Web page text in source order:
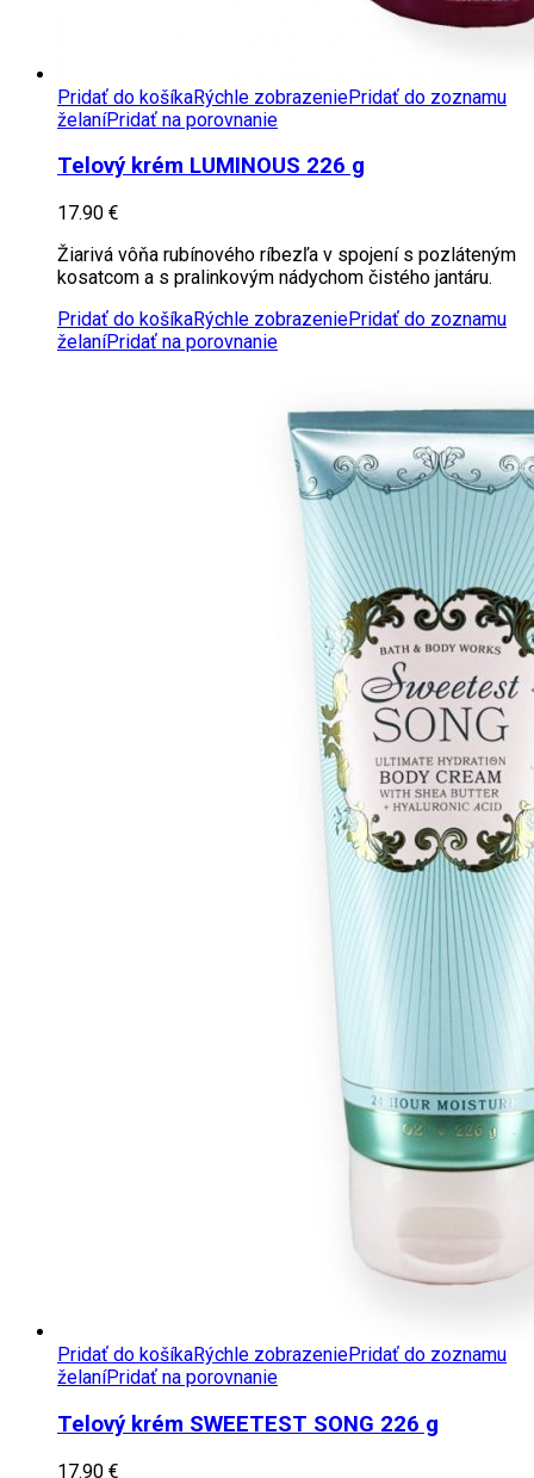
Pridať do košíkaRýchle zobrazeniePridať do zoznamu
želaníPridať na porovnanie
Telový krém LUMINOUS 226 g
17.90 €
Žiarivá vôňa rubínového ríbezľa v spojení s pozláteným
kosatcom a s pralinkovým nádychom čistého jantáru.
Pridať do košíkaRýchle zobrazeniePridať do zoznamu
želaníPridať na porovnanie
Pridať do košíkaRýchle zobrazeniePridať do zoznamu
želaníPridať na porovnanie
Telový krém SWEETEST SONG 226 g
17.90 €